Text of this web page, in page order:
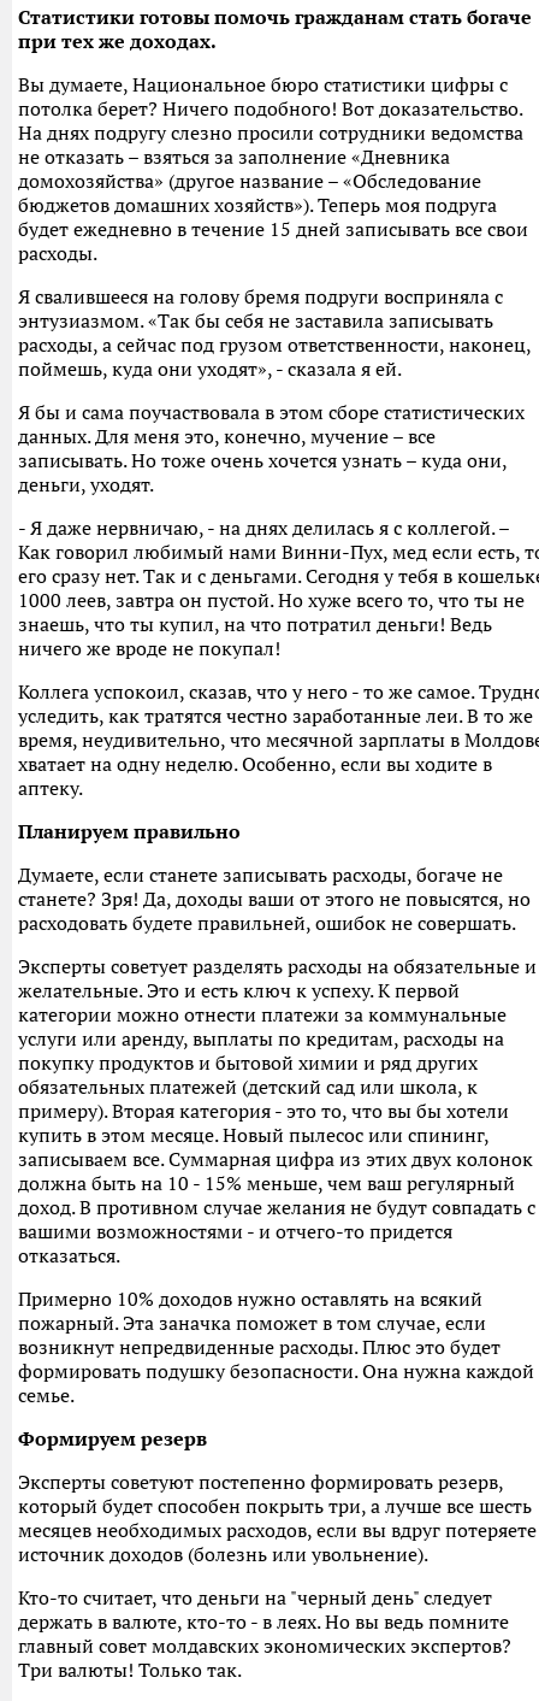
Статистики готовы помочь гражданам стать богаче
при тех же доходах.
Вы думаете, Национальное бюро статистики цифры с
потолка берет? Ничего подобного! Вот доказательство.
На днях подругу слезно просили сотрудники ведомства
не отказать – взяться за заполнение «Дневника
домохозяйства» (другое название – «Обследование
бюджетов домашних хозяйств»). Теперь моя подруга
будет ежедневно в течение 15 дней записывать все свои
расходы.
Я свалившееся на голову бремя подруги восприняла с
энтузиазмом. «Так бы себя не заставила записывать
расходы, а сейчас под грузом ответственности, наконец,
поймешь, куда они уходят», - сказала я ей.
Я бы и сама поучаствовала в этом сборе статистических
данных. Для меня это, конечно, мучение – все
записывать. Но тоже очень хочется узнать – куда они,
деньги, уходят.
- Я даже нервничаю, - на днях делилась я с коллегой. –
Как говорил любимый нами Винни-Пух, мед если есть,
его сразу нет. Так и с деньгами. Сегодня у тебя в
1000 леев, завтра он пустой. Но хуже всего то, что ты не
знаешь, что ты купил, на что потратил деньги! Ведь
ничего же вроде не покупал!
Коллега успокоил, сказав, что у него - то же самое.
уследить, как тратятся честно заработанные леи. В то же
время, неудивительно, что месячной зарплаты в
хватает на одну неделю. Особенно, если вы ходите в
аптеку.
Планируем правильно
Думаете, если станете записывать расходы, богаче не
станете? Зря! Да, доходы ваши от этого не повысятся, но
расходовать будете правильней, ошибок не совершать.
Эксперты советует разделять расходы на обязательные и
желательные. Это и есть ключ к успеху. К первой
категории можно отнести платежи за коммунальные
услуги или аренду, выплаты по кредитам, расходы на
покупку продуктов и бытовой химии и ряд других
обязательных платежей (детский сад или школа, к
примеру). Вторая категория - это то, что вы бы хотели
купить в этом месяце. Новый пылесос или спининг,
записываем все. Суммарная цифра из этих двух колонок
должна быть на 10 - 15% меньше, чем ваш регулярный
доход. В противном случае желания не будут совпадать с
вашими возможностями - и отчего-то придется
отказаться.
Примерно 10% доходов нужно оставлять на всякий
пожарный. Эта заначка поможет в том случае, если
возникнут непредвиденные расходы. Плюс это будет
формировать подушку безопасности. Она нужна каждой
семье.
Формируем резерв
Эксперты советуют постепенно формировать резерв,
который будет способен покрыть три, а лучше все шесть
месяцев необходимых расходов, если вы вдруг потеряете
источник доходов (болезнь или увольнение).
Кто-то считает, что деньги на "черный день" следует
держать в валюте, кто-то - в леях. Но вы ведь помните
главный совет молдавских экономических экспертов?
Три валюты! Только так.